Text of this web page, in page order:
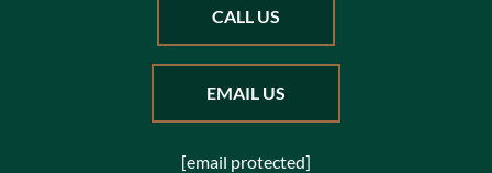
CALL US
EMAIL US
[email protected]